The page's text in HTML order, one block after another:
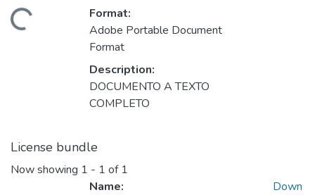
Loading...
Format:
Adobe Portable Document
Format
Description:
DOCUMENTO A TEXTO
COMPLETO
License bundle
Now showing 1 - 1 of 1
Name:
Down